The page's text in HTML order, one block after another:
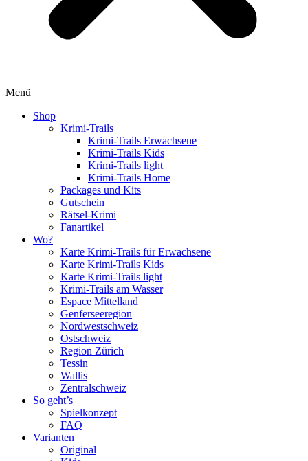
Menü
Shop
Krimi-Trails
Krimi-Trails Erwachsene
Krimi-Trails Kids
Krimi-Trails light
Krimi-Trails Home
Packages und Kits
Gutschein
Rätsel-Krimi
Fanartikel
Wo?
Karte Krimi-Trails für Erwachsene
Karte Krimi-Trails Kids
Karte Krimi-Trails light
Krimi-Trails am Wasser
Espace Mittelland
Genferseeregion
Nordwestschweiz
Ostschweiz
Region Zürich
Tessin
Wallis
Zentralschweiz
So geht’s
Spielkonzept
FAQ
Varianten
Original